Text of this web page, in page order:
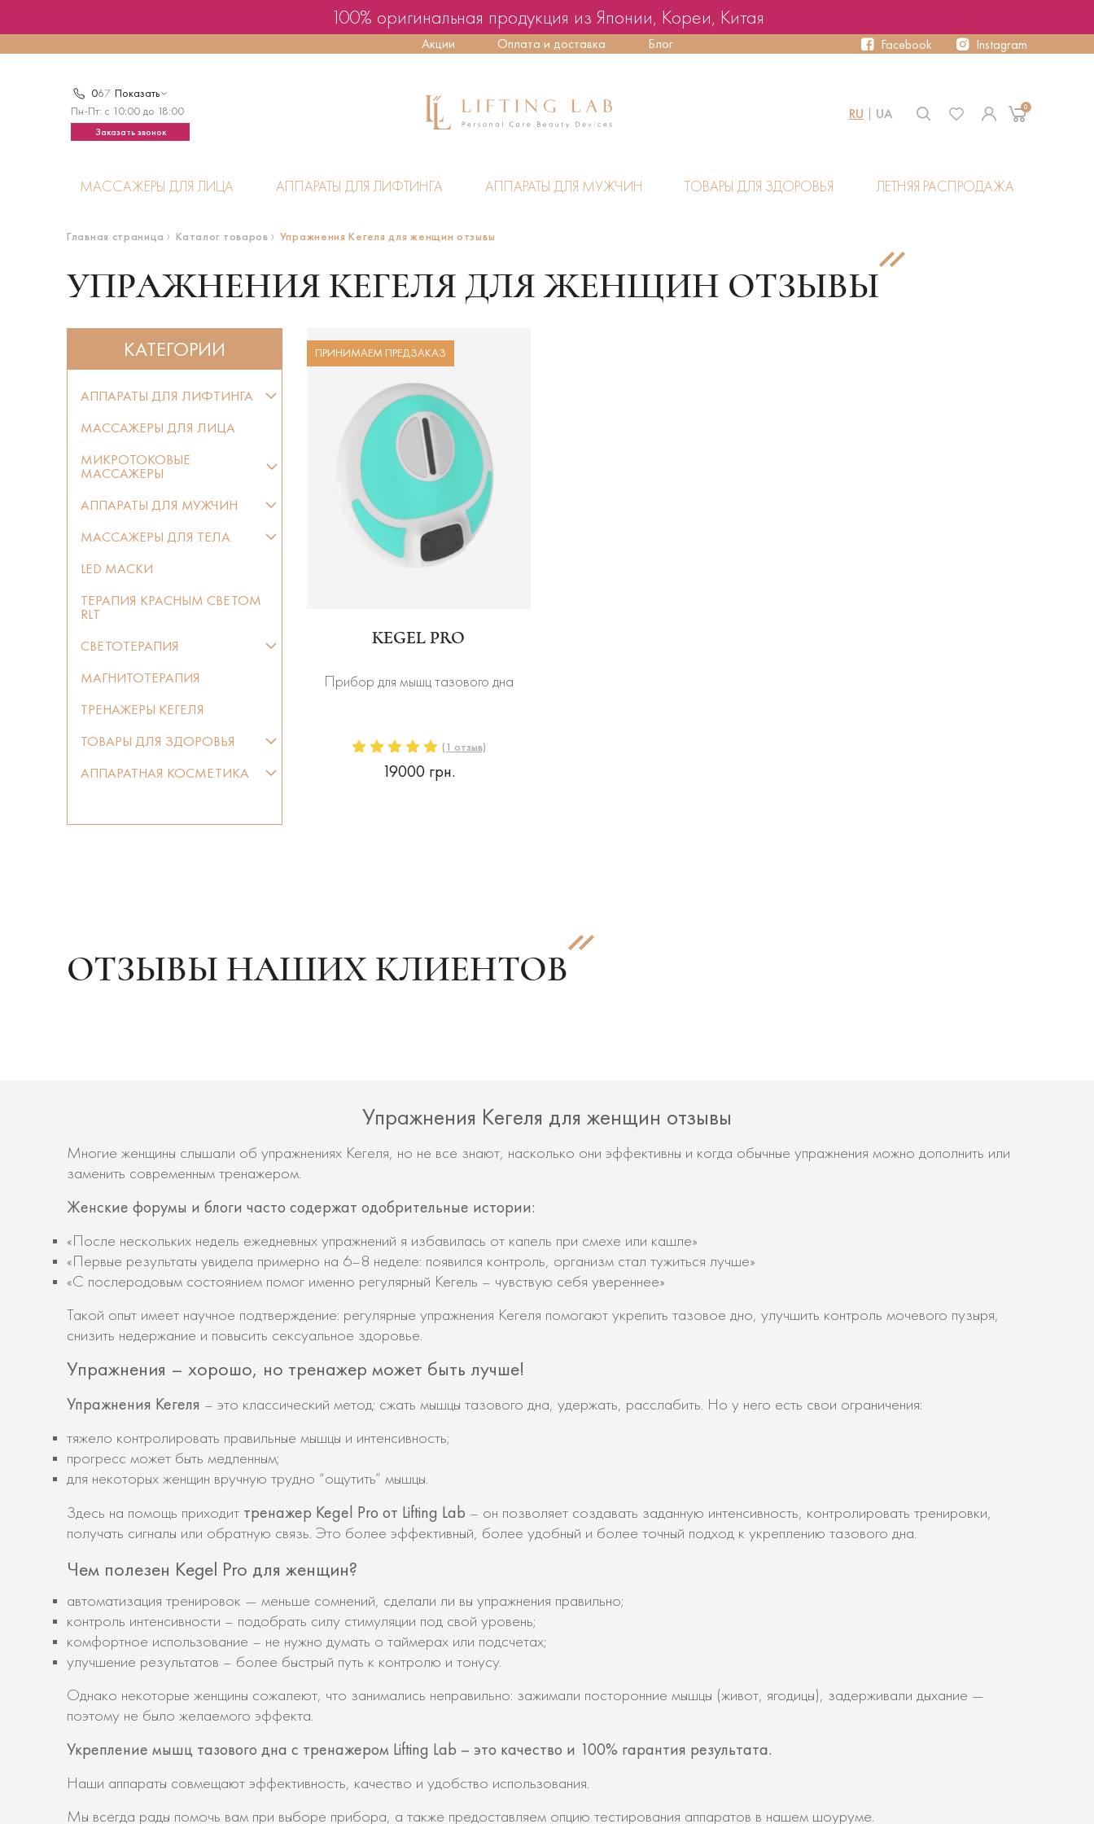
100% оригинальная продукция из Японии, Кореи, Китая
Акции Оплата и доставка Блог Facebook Instagram
067 Показать
Пн-Пт: с 10:00 до 18:00
Заказать звонок
RU UA 0
МАССАЖЕРЫ ДЛЯ ЛИЦА АППАРАТЫ ДЛЯ ЛИФТИНГА АППАРАТЫ ДЛЯ МУЖЧИН ТОВАРЫ ДЛЯ ЗДОРОВЬЯ ЛЕТНЯЯ РАСПРОДАЖА
Главная страница Каталог товаров Упражнения Кегеля для женщин отзывы
УПРАЖНЕНИЯ КЕГЕЛЯ ДЛЯ ЖЕНЩИН ОТЗЫВЫ
КАТЕГОРИИ
АППАРАТЫ ДЛЯ ЛИФТИНГА
МАССАЖЕРЫ ДЛЯ ЛИЦА
МИКРОТОКОВЫЕ
МАССАЖЕРЫ
АППАРАТЫ ДЛЯ МУЖЧИН
МАССАЖЕРЫ ДЛЯ ТЕЛА
LED МАСКИ
ТЕРАПИЯ КРАСНЫМ СВЕТОМ
RLT
СВЕТОТЕРАПИЯ
МАГНИТОТЕРАПИЯ
ТРЕНАЖЕРЫ КЕГЕЛЯ
ТОВАРЫ ДЛЯ ЗДОРОВЬЯ
АППАРАТНАЯ КОСМЕТИКА
ПРИНИМАЕМ ПРЕДЗАКАЗ
KEGEL PRO
Прибор для мышц тазового дна
(1 отзыв)
19000 грн.
ОТЗЫВЫ НАШИХ КЛИЕНТОВ
Упражнения Кегеля для женщин отзывы
Многие женщины слышали об упражнениях Кегеля, но не все знают, насколько они эффективны и когда обычные упражнения можно дополнить или
заменить современным тренажером.
Женские форумы и блоги часто содержат одобрительные истории:
«После нескольких недель ежедневных упражнений я избавилась от капель при смехе или кашле»
«Первые результаты увидела примерно на 6–8 неделе: появился контроль, организм стал тужиться лучше»
«С послеродовым состоянием помог именно регулярный Кегель – чувствую себя увереннее»
Такой опыт имеет научное подтверждение: регулярные упражнения Кегеля помогают укрепить тазовое дно, улучшить контроль мочевого пузыря,
снизить недержание и повысить сексуальное здоровье.
Упражнения – хорошо, но тренажер может быть лучше!
Упражнения Кегеля – это классический метод: сжать мышцы тазового дна, удержать, расслабить. Но у него есть свои ограничения:
тяжело контролировать правильные мышцы и интенсивность;
прогресс может быть медленным;
для некоторых женщин вручную трудно “ощутить” мышцы.
Здесь на помощь приходит тренажер Kegel Pro от Lifting Lab – он позволяет создавать заданную интенсивность, контролировать тренировки,
получать сигналы или обратную связь. Это более эффективный, более удобный и более точный подход к укреплению тазового дна.
Чем полезен Kegel Pro для женщин?
автоматизация тренировок — меньше сомнений, сделали ли вы упражнения правильно;
контроль интенсивности – подобрать силу стимуляции под свой уровень;
комфортное использование – не нужно думать о таймерах или подсчетах;
улучшение результатов – более быстрый путь к контролю и тонусу.
Однако некоторые женщины сожалеют, что занимались неправильно: зажимали посторонние мышцы (живот, ягодицы), задерживали дыхание —
поэтому не было желаемого эффекта.
Укрепление мышц тазового дна с тренажером Lifting Lab – это качество и 100% гарантия результата.
Наши аппараты совмещают эффективность, качество и удобство использования.
Мы всегда рады помочь вам при выборе прибора, а также предоставляем опцию тестирования аппаратов в нашем шоуруме.